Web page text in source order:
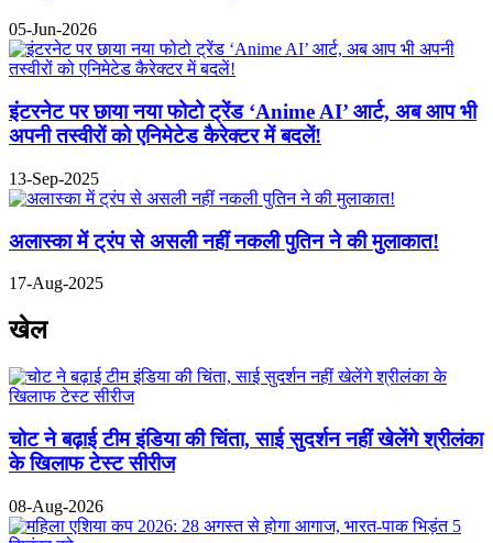
05-Jun-2026
इंटरनेट पर छाया नया फोटो ट्रेंड ‘Anime AI’ आर्ट, अब आप भी
अपनी तस्वीरों को एनिमेटेड कैरेक्टर में बदलें!
13-Sep-2025
अलास्का में ट्रंप से असली नहीं नकली पुतिन ने की मुलाकात!
17-Aug-2025
खेल
चोट ने बढ़ाई टीम इंडिया की चिंता, साई सुदर्शन नहीं खेलेंगे श्रीलंका
के खिलाफ टेस्ट सीरीज
08-Aug-2026